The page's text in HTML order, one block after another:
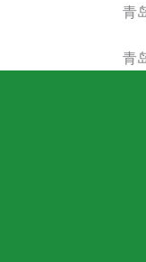
青岛市
青岛市